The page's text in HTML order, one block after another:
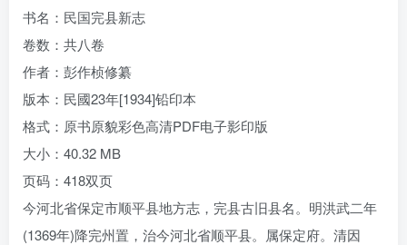
书名：民国完县新志
卷数：共八卷
作者：彭作桢修纂
版本：民國23年[1934]铅印本
格式：原书原貌彩色高清PDF电子影印版
大小：40.32 MB
页码：418双页
今河北省保定市顺平县地方志，完县古旧县名。明洪武二年
(1369年)降完州置，治今河北省顺平县。属保定府。清因